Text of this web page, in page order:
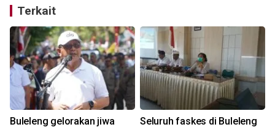
Terkait
Buleleng gelorakan jiwa Seluruh faskes di Buleleng